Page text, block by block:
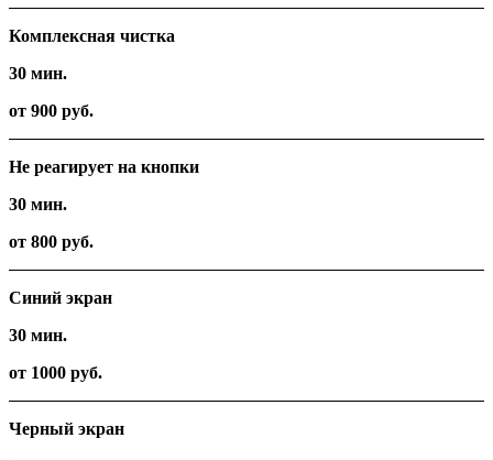
Комплексная чистка
30 мин.
от 900 руб.
Не реагирует на кнопки
30 мин.
от 800 руб.
Синий экран
30 мин.
от 1000 руб.
Черный экран